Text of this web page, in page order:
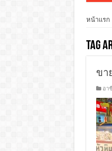
หน้าแรก
Tag
ขา
อา